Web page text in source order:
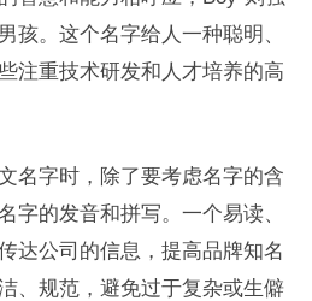
孩。这个名字给人一种聪明、
注重技术研发和人才培养的高
名字时，除了要考虑名字的含
字的发音和拼写。一个易读、
达公司的信息，提高品牌知名
、规范，避免过于复杂或生僻